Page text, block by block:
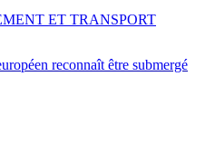
reconnaît être submergé
ET TRANSPORT